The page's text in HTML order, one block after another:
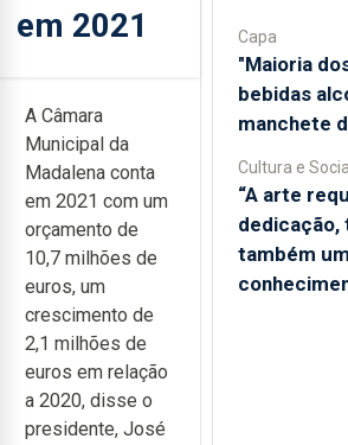
em 2021
A Câmara
Municipal da
Madalena conta
em 2021 com um
orçamento de
10,7 milhões de
euros, um
crescimento de
2,1 milhões de
euros em relação
a 2020, disse o
presidente, José
Capa
"Maioria
bebidas
manchete
Cultura e
“A arte
dedicação,
também